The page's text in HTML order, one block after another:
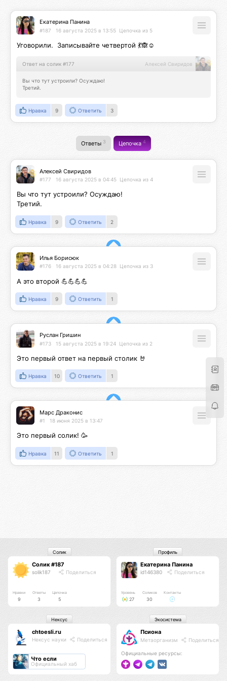
Екатерина Панина
#187 16 августа 2025 в 13:55 Цепочка из 5
Уговорили.  Записывайте четвертой 💃🙈☺️
Ответ на солик #177 Алексей Свиридов
Вы что тут устроили? Осуждаю!
Третий.
Нравка 9 Ответить 3
Ответы 3 Цепочка4
Алексей Свиридов
#177 16 августа 2025 в 04:45 Цепочка из 4
Вы что тут устроили? Осуждаю!
Третий.
Нравка 9 Ответить 2
Илья Борисюк
#176 16 августа 2025 в 04:28 Цепочка из 3
А это второй 💪💪💪💪
Нравка 9 Ответить 1
Руслан Гришин
#173 15 августа 2025 в 19:24 Цепочка из 2
Это первый ответ на первый столик 🤘
Нравка 10 Ответить 1
Марс Драконис
#1 18 июня 2025 в 13:47
Это первый солик! 🥳
Нравка 11 Ответить 1
Солик #187
solik187 Поделиться
Нравки
9
Ответы
3
Цепочка
5
Солик
Екатерина Панина
id146380 Поделиться
Уровень
27
Соликов
30
Контакты
Профиль
chtoesli.ru
Нексус науки Поделиться
Что если
Официальный хаб
Нексус
Псиона
Метаорганизм Поделиться
Официальные ресурсы:
Экосистема